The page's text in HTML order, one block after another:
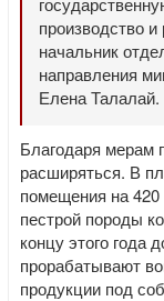
производство
начальник
направления
Елена Талалай.
Благодаря мерам
расширяться. В
помещения на 420
пестрой породы
концу этого года
прорабатывают
продукции под